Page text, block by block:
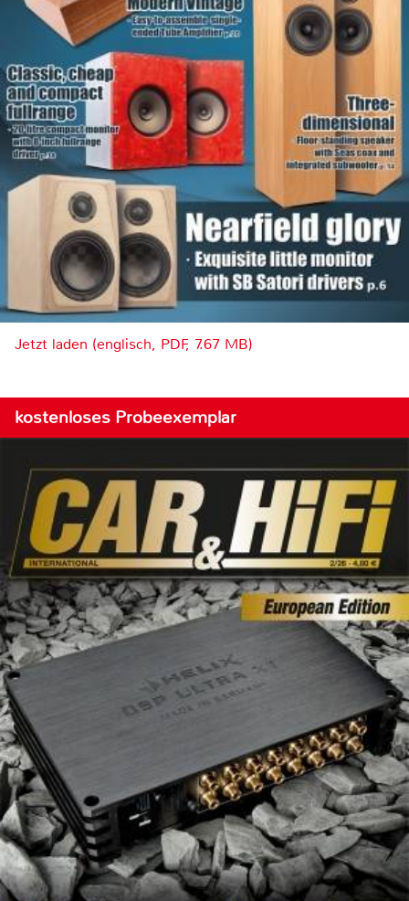
Jetzt laden (englisch, PDF, 7.67 MB)
kostenloses Probeexemplar